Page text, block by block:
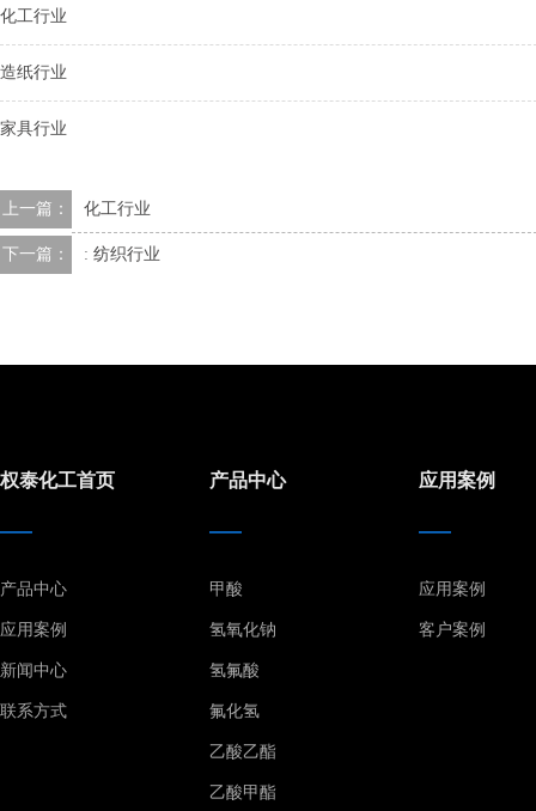
化工行业
造纸行业
家具行业
上一篇： 化工行业
下一篇： : 纺织行业
权泰化工首页
产品中心
应用案例
新闻中心
联系方式
产品中心
甲酸
氢氧化钠
氢氟酸
氟化氢
乙酸乙酯
乙酸甲酯
应用案例
应用案例
客户案例